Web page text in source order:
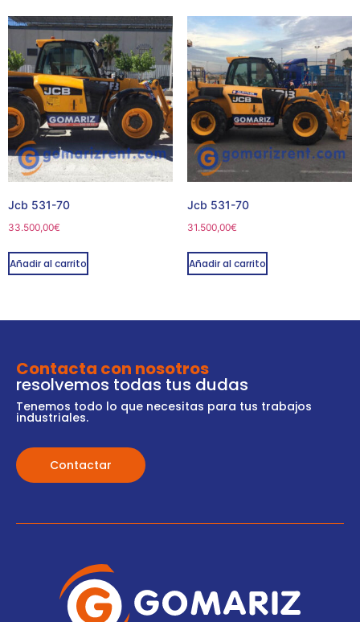
Jcb 531-70
33.500,00€
Añadir al carrito
Jcb 531-70
31.500,00€
Añadir al carrito
Contacta con nosotros
resolvemos todas tus dudas
Tenemos todo lo que necesitas para tus trabajos
industriales.
Contactar